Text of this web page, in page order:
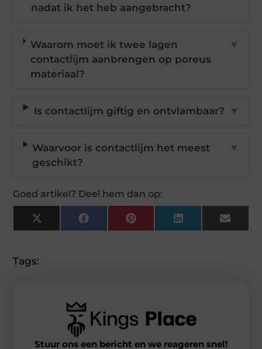
nadat ik het heb aangebracht?
Waarom moet ik twee lagen
contactlijm aanbrengen op poreus
materiaal?
▼
Is contactlijm giftig en ontvlambaar? ▼
Waarvoor is contactlijm het meest
geschikt?
▼
Goed artikel? Deel hem dan op:
X
(Twitter)
FacebookPinterestLinkedInEmail
Tags:
Stuur ons een bericht en we reageren snel!